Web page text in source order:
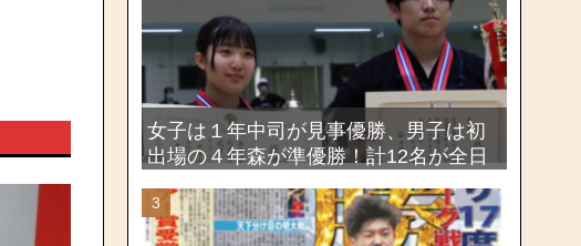
女子は１年中司が見事優勝、男子は初
出場の４年森が準優勝！計12名が全日
剣道選手権大会・第72回関東学生剣道
選手権大会